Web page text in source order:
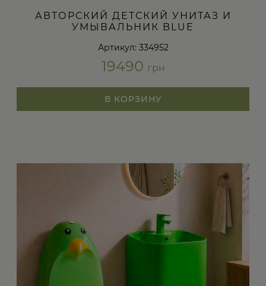
АВТОРСКИЙ ДЕТСКИЙ УНИТАЗ И
УМЫВАЛЬНИК BLUE
Артикул: 334952
19490 грн
В КОРЗИНУ